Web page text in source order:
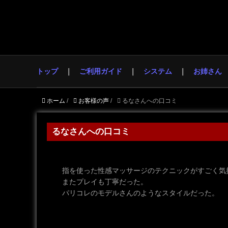
トップ ご利用ガイド システム お姉さん
ホーム / お客様の声 / るなさんへの口コミ
るなさんへの口コミ
指を使った性感マッサージのテクニックがすごく気
またプレイも丁寧だった。
パリコレのモデルさんのようなスタイルだった。